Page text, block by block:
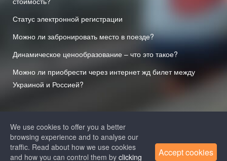
Статус электронной регистрации
Можно ли забронировать место в поезде?
Динамическое ценообразование – что это такое?
Можно ли приобрести через интернет жд билет между
Украиной и Россией?
We use cookies to offer you a better
browsing experience and to analyse our
traffic. Read about how we use cookies
and how you can control them by clicking Accept cookies